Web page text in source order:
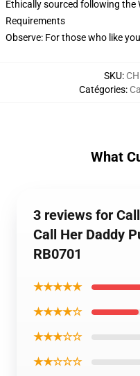
Ethically sourced following
Requirements
Observe: For those who like
SKU:
Catégories:
What
3 reviews for
Call Her Daddy
RB0701
★★★★★
★★★★☆
★★★☆☆
★★☆☆☆